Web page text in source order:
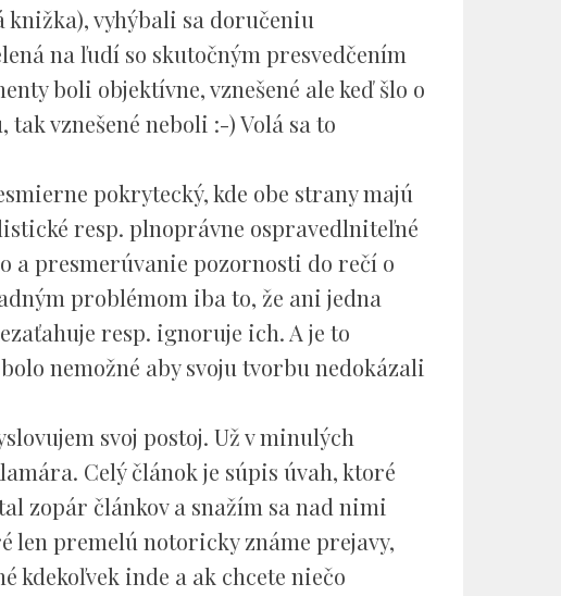
knižka), vyhýbali sa doručeniu
na ľudí so skutočným presvedčením
boli objektívne, vznešené ale keď šlo o
vznešené neboli :-) Volá sa to
pokrytecký, kde obe strany majú
resp. plnoprávne ospravedlniteľné
a presmerúvanie pozornosti do rečí o
problémom iba to, že ani jedna
resp. ignoruje ich. A je to
nemožné aby svoju tvorbu nedokázali
svoj postoj. Už v minulých
Celý článok je súpis úvah, ktoré
zopár článkov a snažím sa nad nimi
len premelú notoricky známe prejavy,
kdekoľvek inde a ak chcete niečo